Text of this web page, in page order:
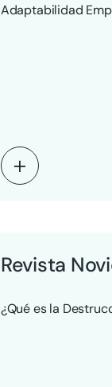
Adaptabilidad
Revista
¿Qué es la